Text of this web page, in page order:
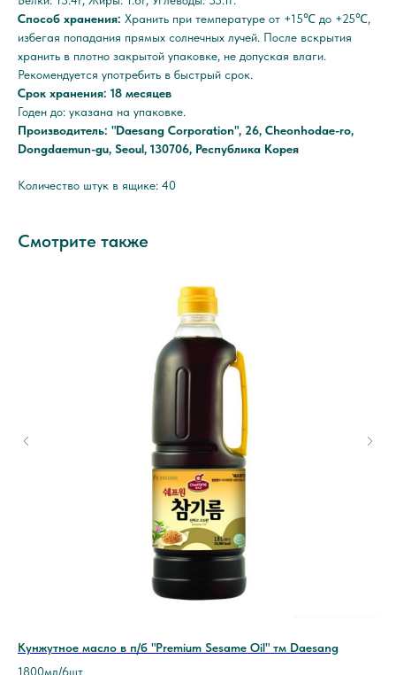
Способ хранения: Хранить при температуре от +15℃ до +25℃,
избегая попадания прямых солнечных лучей. После вскрытия
хранить в плотно закрытой упаковке, не допуская влаги.
Рекомендуется употребить в быстрый срок.
Срок хранения: 18 месяцев
Годен до: указана на упаковке.
Производитель: "Daesang Corporation", 26, Cheonhodae-ro,
Dongdaemun-gu, Seoul, 130706, Республика Корея
Количество штук в ящике: 40
Смотрите также
Кунжутное масло в п/б "Premium Sesame Oil" тм Daesang
1800мл/6шт